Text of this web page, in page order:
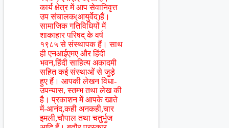
कार्य क्षेत्र में आप सेवानिवृत्त
उप संचालक(आयुर्वेद)हैं।
सामाजिक गतिविधियों में
शाकाहार परिषद् के वर्ष
१९८५ से संस्थापक हैं। साथ
ही एनआईएमए और हिंदी
भवन,हिंदी साहित्य अकादमी
सहित कई संस्थाओं से जुड़े
हुए हैं। आपकी लेखन विधा-
उपन्यास, स्तम्भ तथा लेख की
है। प्रकाशन में आपके खाते
में-आनंद,कही अनकही,चार
इमली,चौपाल तथा चतुर्भुज